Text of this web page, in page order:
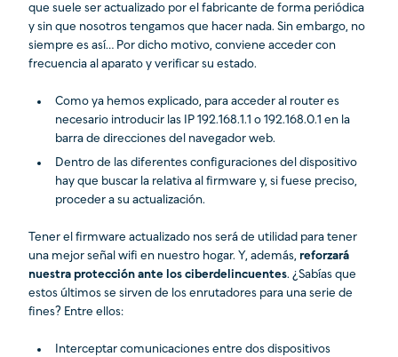
que suele ser actualizado por el fabricante de forma periódica
y sin que nosotros tengamos que hacer nada. Sin embargo, no
siempre es así… Por dicho motivo, conviene acceder con
frecuencia al aparato y verificar su estado.
Como ya hemos explicado, para acceder al router es
necesario introducir las IP 192.168.1.1 o 192.168.0.1 en la
barra de direcciones del navegador web.
Dentro de las diferentes configuraciones del dispositivo
hay que buscar la relativa al firmware y, si fuese preciso,
proceder a su actualización.
Tener el firmware actualizado nos será de utilidad para tener
una mejor señal wifi en nuestro hogar. Y, además, reforzará
nuestra protección ante los ciberdelincuentes. ¿Sabías que
estos últimos se sirven de los enrutadores para una serie de
fines? Entre ellos:
Interceptar comunicaciones entre dos dispositivos